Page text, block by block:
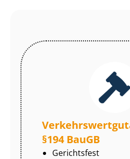
§194 BauGB
Gerichtsfest